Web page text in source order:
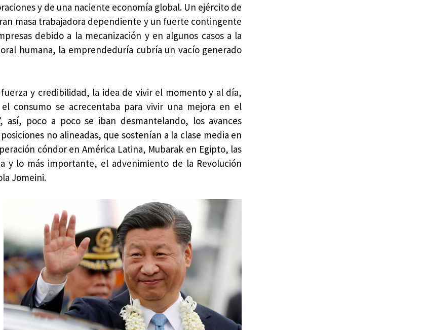
y de una naciente economía global. Un ejército de
masa trabajadora dependiente y un fuerte contingente
debido a la mecanización y en algunos casos a la
humana, la emprendeduría cubría un vacío generado
y credibilidad, la idea de vivir el momento y al día,
consumo se acrecentaba para vivir una mejora en el
así, poco a poco se iban desmantelando, los avances
no alineadas, que sostenían a la clase media en
cóndor en América Latina, Mubarak en Egipto, las
y lo más importante, el advenimiento de la Revolución
Jomeini.